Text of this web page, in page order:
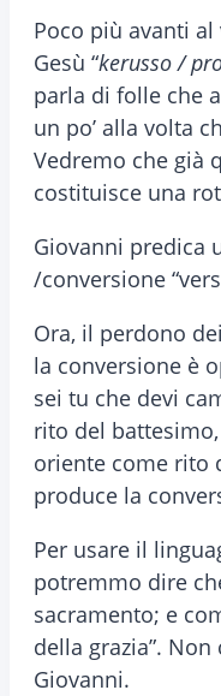
Poco più avanti
Gesù “kerusso /
parla di folle che
un po’ alla volta
Vedremo che già
costituisce una
Giovanni predica
/conversione
Ora, il perdono
la conversione è
sei tu che devi
rito del
oriente come rito
produce la
Per usare il
potremmo dire
sacramento; e
della grazia”.
Giovanni.